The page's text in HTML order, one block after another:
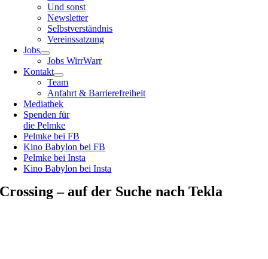
Und sonst
Newsletter
Selbstverständnis
Vereinssatzung
Jobs
Jobs WirrWarr
Kontakt
Team
Anfahrt & Barrierefreiheit
Mediathek
Spenden für
die Pelmke
Pelmke bei FB
Kino Babylon bei FB
Pelmke bei Insta
Kino Babylon bei Insta
Crossing – auf der Suche nach Tekla